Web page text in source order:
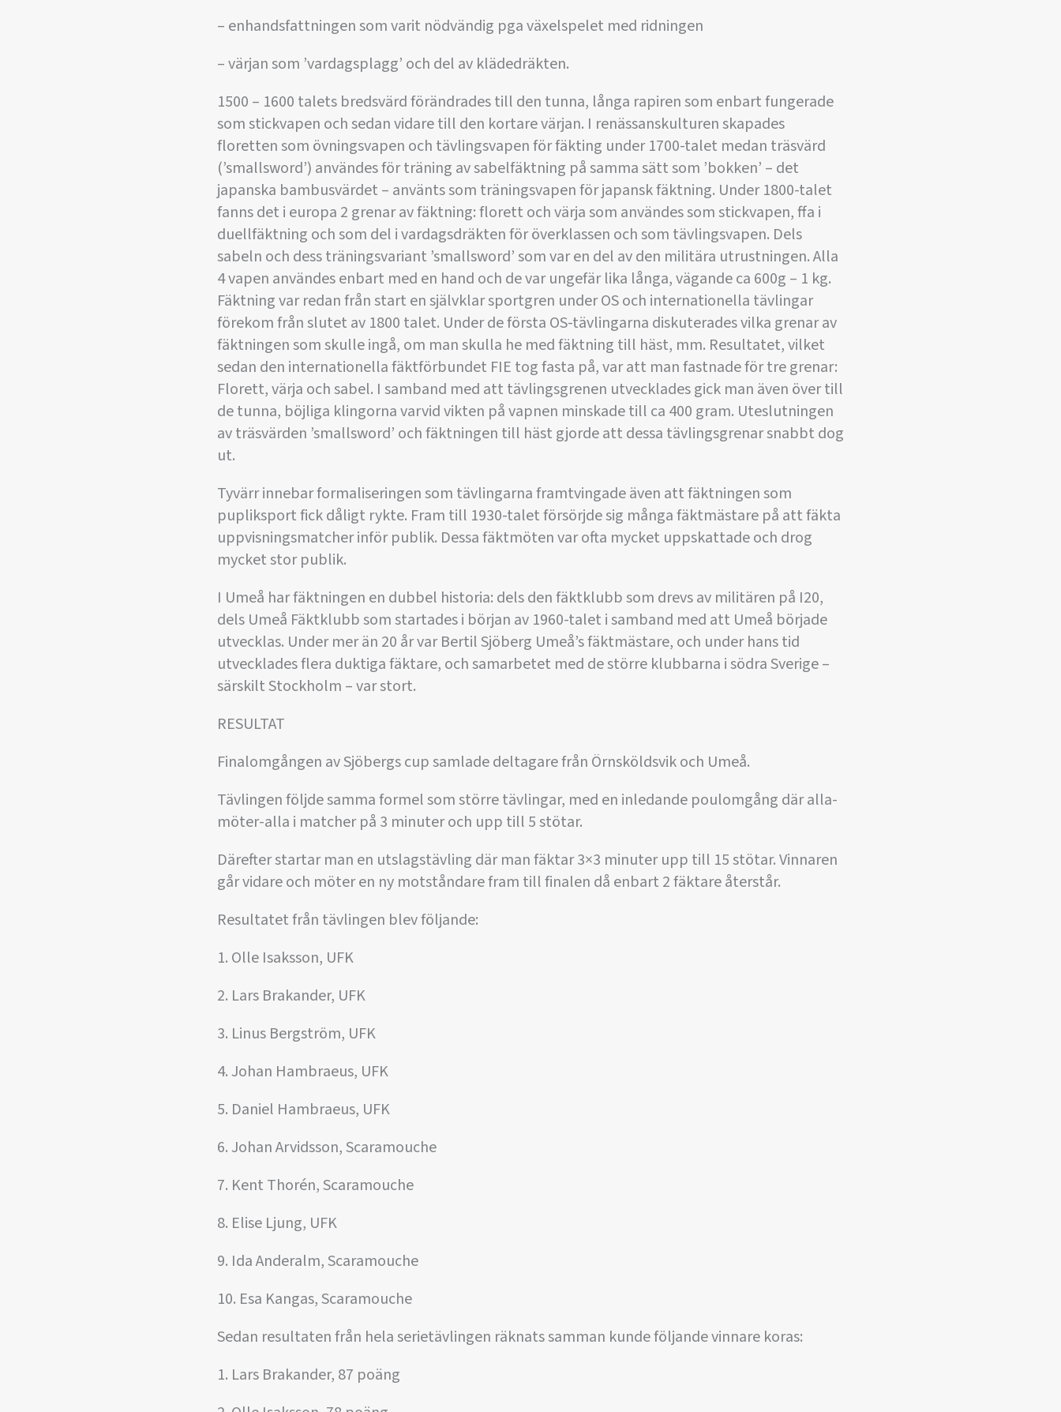
– enhandsfattningen som varit nödvändig pga växelspelet med ridningen
– värjan som ’vardagsplagg’ och del av klädedräkten.
1500 – 1600 talets bredsvärd förändrades till den tunna, långa rapiren som enbart fungerade
som stickvapen och sedan vidare till den kortare värjan. I renässanskulturen skapades
floretten som övningsvapen och tävlingsvapen för fäkting under 1700-talet medan träsvärd
(’smallsword’) användes för träning av sabelfäktning på samma sätt som ’bokken’ – det
japanska bambusvärdet – använts som träningsvapen för japansk fäktning. Under 1800-talet
fanns det i europa 2 grenar av fäktning: florett och värja som användes som stickvapen, ffa i
duellfäktning och som del i vardagsdräkten för överklassen och som tävlingsvapen. Dels
sabeln och dess träningsvariant ’smallsword’ som var en del av den militära utrustningen. Alla
4 vapen användes enbart med en hand och de var ungefär lika långa, vägande ca 600g – 1 kg.
Fäktning var redan från start en självklar sportgren under OS och internationella tävlingar
förekom från slutet av 1800 talet. Under de första OS-tävlingarna diskuterades vilka grenar av
fäktningen som skulle ingå, om man skulla he med fäktning till häst, mm. Resultatet, vilket
sedan den internationella fäktförbundet FIE tog fasta på, var att man fastnade för tre grenar:
Florett, värja och sabel. I samband med att tävlingsgrenen utvecklades gick man även över till
de tunna, böjliga klingorna varvid vikten på vapnen minskade till ca 400 gram. Uteslutningen
av träsvärden ’smallsword’ och fäktningen till häst gjorde att dessa tävlingsgrenar snabbt dog
ut.
Tyvärr innebar formaliseringen som tävlingarna framtvingade även att fäktningen som
pupliksport fick dåligt rykte. Fram till 1930-talet försörjde sig många fäktmästare på att fäkta
uppvisningsmatcher inför publik. Dessa fäktmöten var ofta mycket uppskattade och drog
mycket stor publik.
I Umeå har fäktningen en dubbel historia: dels den fäktklubb som drevs av militären på I20,
dels Umeå Fäktklubb som startades i början av 1960-talet i samband med att Umeå började
utvecklas. Under mer än 20 år var Bertil Sjöberg Umeå’s fäktmästare, och under hans tid
utvecklades flera duktiga fäktare, och samarbetet med de större klubbarna i södra Sverige –
särskilt Stockholm – var stort.
RESULTAT
Finalomgången av Sjöbergs cup samlade deltagare från Örnsköldsvik och Umeå.
Tävlingen följde samma formel som större tävlingar, med en inledande poulomgång där alla-
möter-alla i matcher på 3 minuter och upp till 5 stötar.
Därefter startar man en utslagstävling där man fäktar 3×3 minuter upp till 15 stötar. Vinnaren
går vidare och möter en ny motståndare fram till finalen då enbart 2 fäktare återstår.
Resultatet från tävlingen blev följande:
1. Olle Isaksson, UFK
2. Lars Brakander, UFK
3. Linus Bergström, UFK
4. Johan Hambraeus, UFK
5. Daniel Hambraeus, UFK
6. Johan Arvidsson, Scaramouche
7. Kent Thorén, Scaramouche
8. Elise Ljung, UFK
9. Ida Anderalm, Scaramouche
10. Esa Kangas, Scaramouche
Sedan resultaten från hela serietävlingen räknats samman kunde följande vinnare koras:
1. Lars Brakander, 87 poäng